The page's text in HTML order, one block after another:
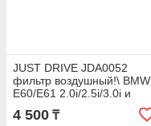
JUST DRIVE JDA0052
фильтр воздушный!\ BMW
E60/E61 2.0i/2.5i/3.0i и
4 500 ₸